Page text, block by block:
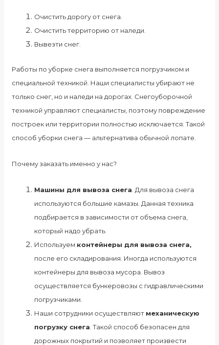
Очистить дорогу от снега.
Очистить территорию от наледи.
Вывезти снег.
Работы по уборке снега выполняется погрузчиком и
специальной техникой. Наши специалисты убирают не
только снег, но и наледи на дорогах. Снегоуборочной
техникой управляют специалисты, поэтому повреждение
построек или территории полностью исключается. Такой
способ уборки снега — альтернатива обычной лопате.
Почему заказать именно у нас?
Машины для вывоза снега . Для вывоза снега
используются большие камазы. Данная техника
подбирается в зависимости от объема снега,
который надо убрать.
Используем контейнеры для вывоза снега,
после его складирования. Иногда используются
контейнеры для вывоза мусора. Вывоз
осуществляется бункеровозы с гидравлическими
погрузчиками.
Наши сотрудники осуществляют механическую
погрузку снега . Такой способ безопасен для
дорожных покрытий и позволяет произвести